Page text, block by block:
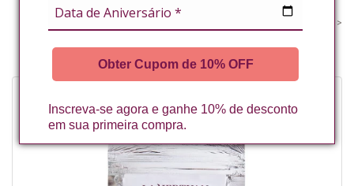
Obter Cupom de 10% OFF
Inscreva-se agora e ganhe 10% de desconto
em sua primeira compra.
CREME DE EUCALIPTO 30G LA VERTUAN* (C)